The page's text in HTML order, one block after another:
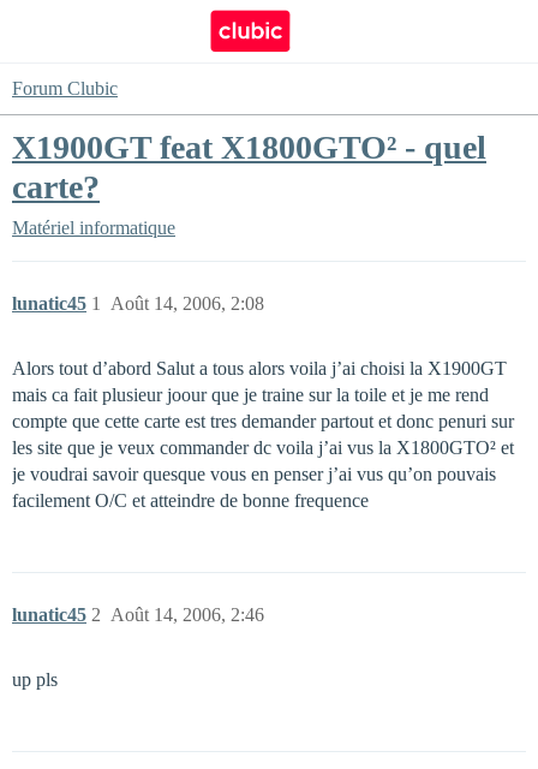
Forum Clubic
X1900GT feat X1800GTO² - quel
carte?
Matériel informatique
lunatic45 Août 14, 2006, 2:08
1
Alors tout d’abord Salut a tous alors voila j’ai choisi la X1900GT
mais ca fait plusieur joour que je traine sur la toile et je me rend
compte que cette carte est tres demander partout et donc penuri sur
les site que je veux commander dc voila j’ai vus la X1800GTO² et
je voudrai savoir quesque vous en penser j’ai vus qu’on pouvais
facilement O/C et atteindre de bonne frequence
lunatic45 Août 14, 2006, 2:46
2
up pls